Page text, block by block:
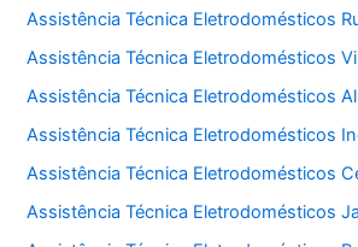
Assistência Técnica Eletrodomésticos
Assistência Técnica Eletrodomésticos
Assistência Técnica Eletrodomésticos
Assistência Técnica Eletrodomésticos
Assistência Técnica Eletrodomésticos
Assistência Técnica Eletrodomésticos